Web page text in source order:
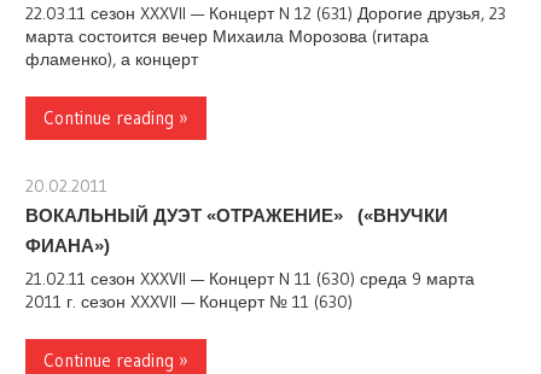
22.03.11 сезон XXXVII — Концерт N 12 (631) Дорогие друзья, 23
марта состоится вечер Михаила Морозова (гитара
фламенко), а концерт
Continue reading »
20.02.2011
ВОКАЛЬНЫЙ ДУЭТ «ОТРАЖЕНИЕ» («ВНУЧКИ
ФИАНА»)
21.02.11 сезон XXXVII — Концерт N 11 (630) среда 9 марта
2011 г. сезон XXXVII — Концерт № 11 (630)
Continue reading »